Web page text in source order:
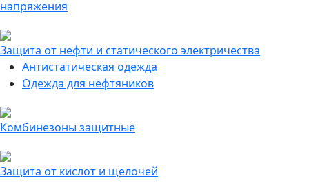
напряжения
Защита от нефти и статического электричества
Антистатическая одежда
Одежда для нефтяников
Комбинезоны защитные
Защита от кислот и щелочей